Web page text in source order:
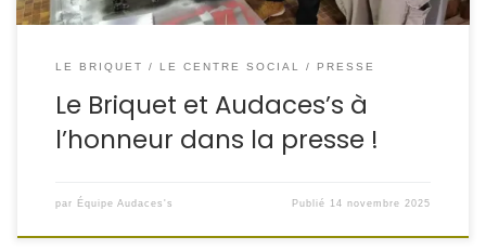
LE BRIQUET LE CENTRE SOCIAL PRESSE
Le Briquet et Audaces’s à
l’honneur dans la presse !
par Équipe Audaces's Publié 14 novembre 2025